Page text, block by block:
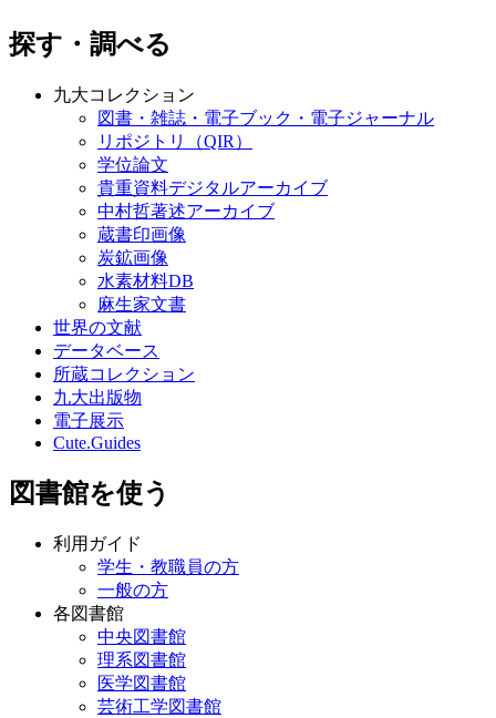
探す・調べる
九大コレクション
図書・雑誌・電子ブック・電子ジャーナル
リポジトリ（QIR）
学位論文
貴重資料デジタルアーカイブ
中村哲著述アーカイブ
蔵書印画像
炭鉱画像
水素材料DB
麻生家文書
世界の文献
データベース
所蔵コレクション
九大出版物
電子展示
Cute.Guides
図書館を使う
利用ガイド
学生・教職員の方
一般の方
各図書館
中央図書館
理系図書館
医学図書館
芸術工学図書館